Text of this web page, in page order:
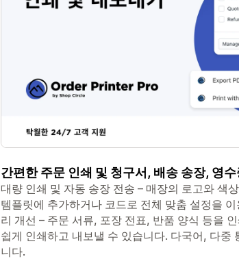
간편한 주문 인쇄 및 청구서, 배송 송장, 영
대량 인쇄 및 자동 송장 전송 – 매장의 로고와 색
템플릿에 추가하거나 코드로 전체 맞춤 설정을
리 개선 – 주문 서류, 포장 전표, 반품 양식 등을
쉽게 인쇄하고 내보낼 수 있습니다. 다국어, 다중
니다.